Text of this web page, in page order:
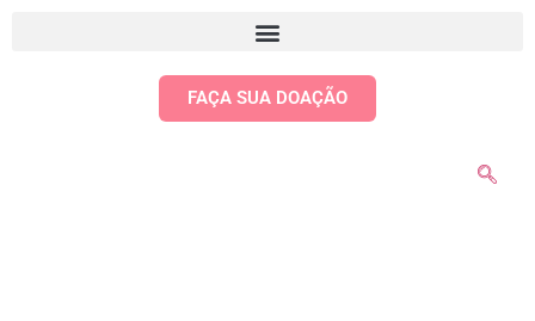
FAÇA SUA DOAÇÃO